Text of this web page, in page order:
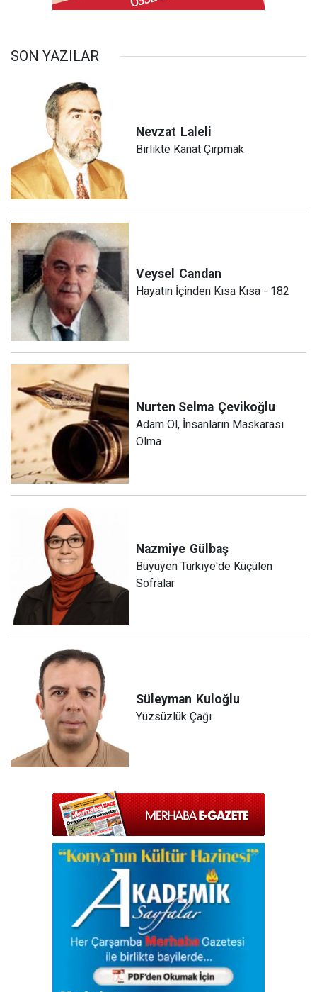
SON YAZILAR
Nevzat Laleli
Birlikte Kanat Çırpmak
Veysel Candan
Hayatın İçinden Kısa Kısa - 182
Nurten Selma Çevikoğlu
Adam Ol, İnsanların Maskarası
Olma
Nazmiye Gülbaş
Büyüyen Türkiye'de Küçülen
Sofralar
Süleyman Kuloğlu
Yüzsüzlük Çağı